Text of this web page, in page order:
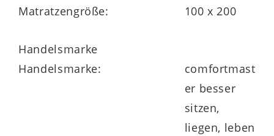
beidseitig mit ca. 3 cm hohem
AQUAPUR®-Schaum mit ergonomischer
Noppenoberfläche, Raumgewicht 40 kg/m³
Matratzengröße:
100 x 200
Handelsmarke
Handelsmarke:
comfortmast
er besser
sitzen,
liegen, leben